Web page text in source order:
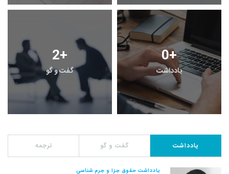
+ 0+
یادداشت
یادداشت حقوق جزا و جرم شناسی